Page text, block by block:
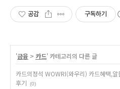
공감 구독하기
'금융 > 카드' 카테고리의 다른 글
카드의정석 WOWRI(와우리) 카드혜택,
후기
(0)